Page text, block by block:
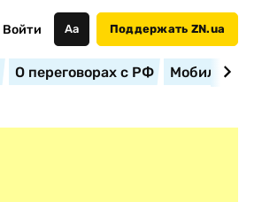
Войти Аа Поддержать ZN.ua
О переговорах с РФ